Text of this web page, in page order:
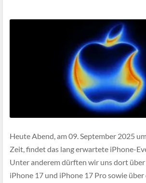
Heute Abend, am 09. September 2025
Zeit, findet das lang erwartete iPhone-
Unter anderem dürften wir uns dort über
iPhone 17 und iPhone 17 Pro sowie